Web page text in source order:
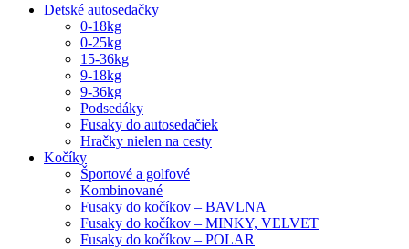
Detské autosedačky
0-18kg
0-25kg
15-36kg
9-18kg
9-36kg
Podsedáky
Fusaky do autosedačiek
Hračky nielen na cesty
Kočíky
Športové a golfové
Kombinované
Fusaky do kočíkov – BAVLNA
Fusaky do kočíkov – MINKY, VELVET
Fusaky do kočíkov – POLAR